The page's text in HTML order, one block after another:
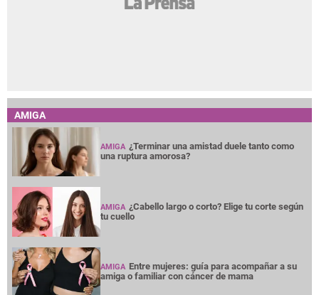
AMIGA
AMIGA ¿Terminar una amistad duele tanto como
una ruptura amorosa?
AMIGA ¿Cabello largo o corto? Elige tu corte según
tu cuello
AMIGA Entre mujeres: guía para acompañar a su
amiga o familiar con cáncer de mama